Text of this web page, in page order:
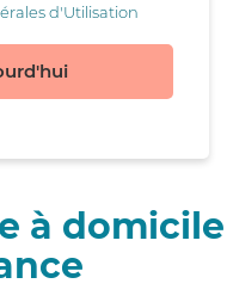
d'Utilisation
à domicile